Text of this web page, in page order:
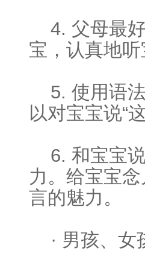
4. 父母最
宝，认真地
5. 使用语
以对宝宝说“
6. 和宝宝
力。给宝宝
言的魅力。
· 男孩、